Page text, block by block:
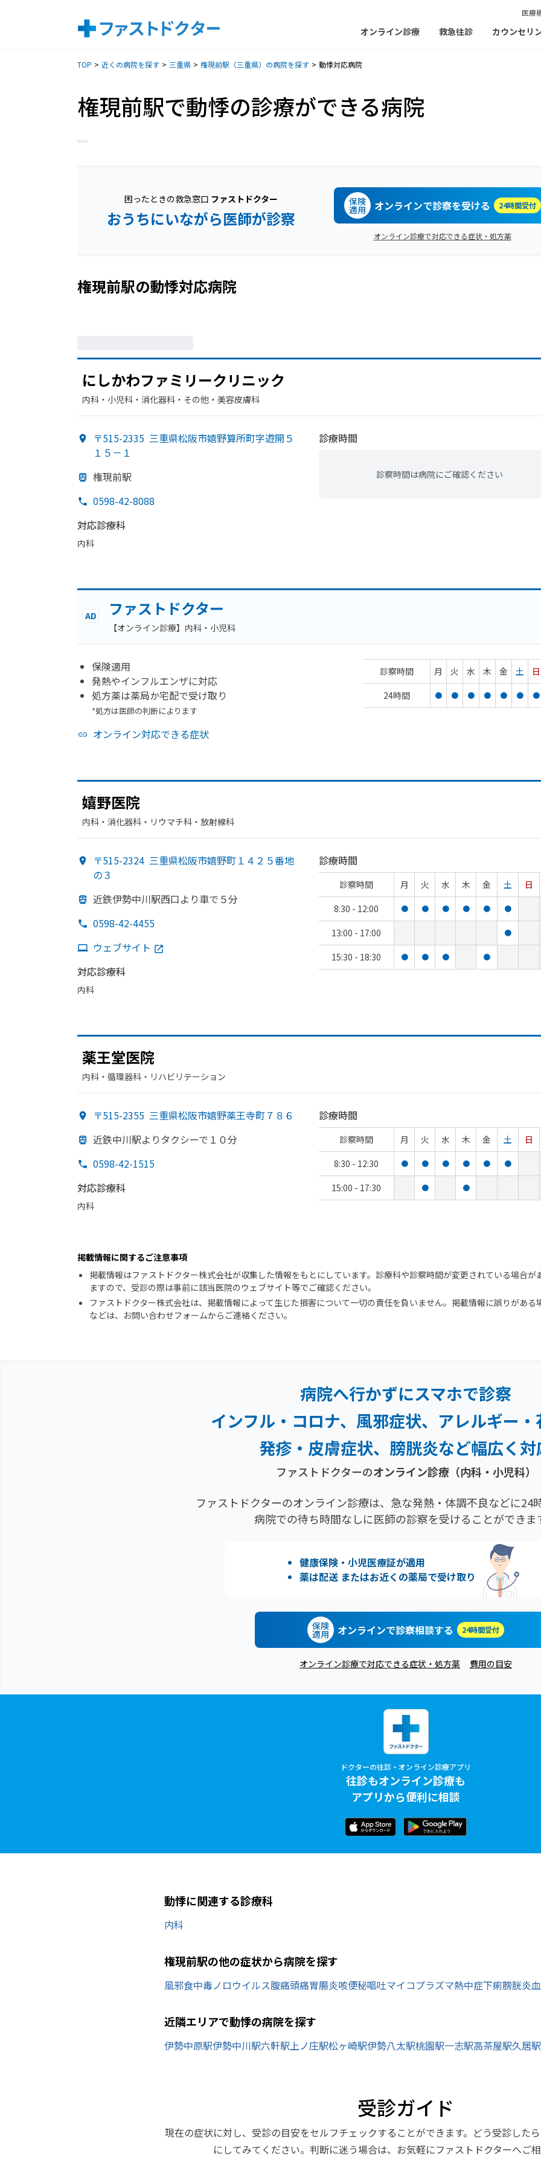
医療
オンライン診療 救急往診 カウンセリ
TOP 近くの病院を探す 三重県 権現前駅（三重県）の病院を探す 動悸対応病院
権現前駅で動悸の診療ができる病院
困ったときの救急窓口 ファストドクター
おうちにいながら医師が診察
保険
適用 オンラインで診察を受ける 24時間受付
オンライン診療で対応できる症状・処方薬
権現前駅の動悸対応病院
にしかわファミリークリニック
内科・​小児科・​消化器科・​その他・​美容皮膚科
〒515-2335 三重県松阪市嬉野算所町字遊開５
１５－１
権現前駅
0598-42-8088
対応診療科
内科
診療時間
診察時間は病院にご確認ください
AD ファストドクター
【オンライン診療】内科・小児科
保険適用
発熱やインフルエンザに対応
処方薬は薬局か宅配で受け取り
*処方は医師の判断によります
オンライン対応できる症状
診察時間 月 火 水 木 金 土
日
24時間
● ● ● ● ● ● ●
嬉野医院
内科・​消化器科・​リウマチ科・​放射線科
〒515-2324 三重県松阪市嬉野町１４２５番地
の３
近鉄伊勢中川駅西口より車で ５分
0598-42-4455
ウェブサイト
対応診療科
内科
診療時間
診察時間 月 火 水 木 金 土
日
8:30 - 12:00
● ● ● ● ● ●
13:00 - 17:00 ●
15:30 - 18:30 ● ● ● ●
薬王堂医院
内科・​循環器科・​リハビリテーション
〒515-2355 三重県松阪市嬉野薬王寺町７８６
近鉄中川駅よりタクシーで １０分
0598-42-1515
対応診療科
内科
診療時間
診察時間 月 火 水 木 金 土
日
8:30 - 12:30
● ● ● ● ● ●
15:00 - 17:30 ● ●
掲載情報に関するご注意事項
掲載情報はファストドクター株式会社が収集した情報をもとにしています。診療科や診察時間が変更されている場合が
ますので、受診の際は事前に該当医院のウェブサイト等でご確認ください。
ファストドクター株式会社は、掲載情報によって生じた損害について一切の責任を負いません。掲載情報に誤りがある
などは、お問い合わせフォームからご連絡ください。
病院へ行かずにスマホで診察
インフル・コロナ、風邪症状、 アレルギー
発疹・ 皮膚症状、膀胱炎など幅広く対
ファストドクターのオンライン診療（内科・小児科）
ファストドクターのオンライン診療は、急な発熱・体調不良などに24
病院での待ち時間なしに医師の診察を受けることができま
健康保険・小児医療証が適用
薬は配送 またはお近くの薬局で受け取り
保険
適用 オンラインで診察相談する 24時間受付
オンライン診療で対応できる症状・処方薬 費用の目安
ドクターの往診・オンライン診療アプリ
往診もオンライン診療も
アプリから便利に相談
動悸に関連する診療科
内科
権現前駅の他の症状から病院を探す
風邪食中毒ノロウイルス腹痛頭痛胃腸炎咳便秘嘔吐マイコプラズマ熱中症下痢膀胱炎
近隣エリアで動悸の病院を探す
伊勢中原駅伊勢中川駅六軒駅 上ノ庄駅松ヶ崎駅伊勢八太駅桃園駅一志駅高茶屋駅久居駅
受診ガイド
現在の症状に対し、受診の目安をセルフチェックすることができます。どう受診した
にしてみてください。判断に迷う場合は、お気軽にファストドクターへご